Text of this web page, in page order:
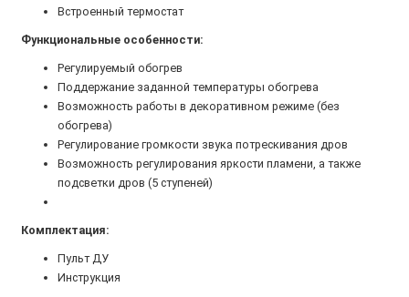
Встроенный термостат
Функциональные особенности:
Регулируемый обогрев
Поддержание заданной температуры обогрева
Возможность работы в декоративном режиме (без
обогрева)
Регулирование громкости звука потрескивания дров
Возможность регулирования яркости пламени, а также
подсветки дров (5 ступеней)
Комплектация:
Пульт ДУ
Инструкция